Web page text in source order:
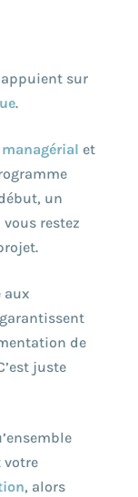
sur
.
et
un
vous restez
aux
de
juste
, alors